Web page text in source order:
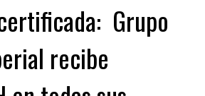
Grupo
recibe